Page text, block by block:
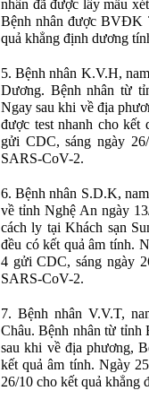
nhân đã được lấy mẫu
Bệnh nhân được BVĐK
quả khẳng định dương
5. Bệnh nhân K.V.H,
Dương. Bệnh nhân từ
Ngay sau khi về địa
được test nhanh cho kết
gửi CDC, sáng ngày
SARS-CoV-2.
6. Bệnh nhân S.D.K,
về tỉnh Nghệ An ngày
cách ly tại Khách sạn
đều có kết quả âm tính.
4 gửi CDC, sáng ngày
SARS-CoV-2.
7. Bệnh nhân V.V.T,
Châu. Bệnh nhân từ tỉnh
sau khi về địa phương,
kết quả âm tính. Ngày
26/10 cho kết quả